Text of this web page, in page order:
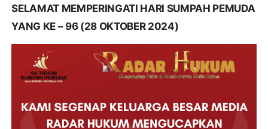
SELAMAT MEMPERINGATI HARI SUMPAH PEMUDA
YANG KE – 96 (28 OKTOBER 2024)